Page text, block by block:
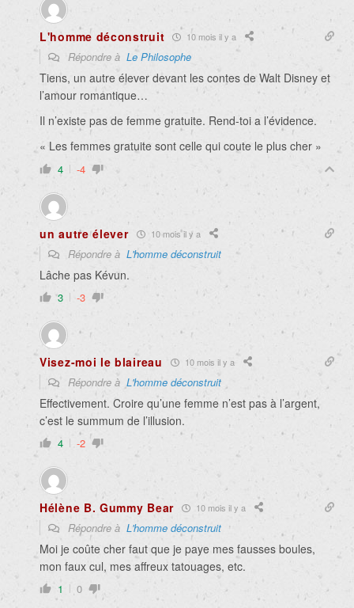
L'homme déconstruit 10 mois il y a
Répondre à Le Philosophe
Tiens, un autre élever devant les contes de Walt Disney et
l’amour romantique…
Il n’existe pas de femme gratuite. Rend-toi a l’évidence.
« Les femmes gratuite sont celle qui coute le plus cher »
4 -4
un autre élever 10 mois il y a
Répondre à L'homme déconstruit
Lâche pas Kévun.
3 -3
Visez-moi le blaireau 10 mois il y a
Répondre à L'homme déconstruit
Effectivement. Croire qu’une femme n’est pas à l’argent,
c’est le summum de l’illusion.
4 -2
Hélène B. Gummy Bear 10 mois il y a
Répondre à L'homme déconstruit
Moi je coûte cher faut que je paye mes fausses boules,
mon faux cul, mes affreux tatouages, etc.
1 0